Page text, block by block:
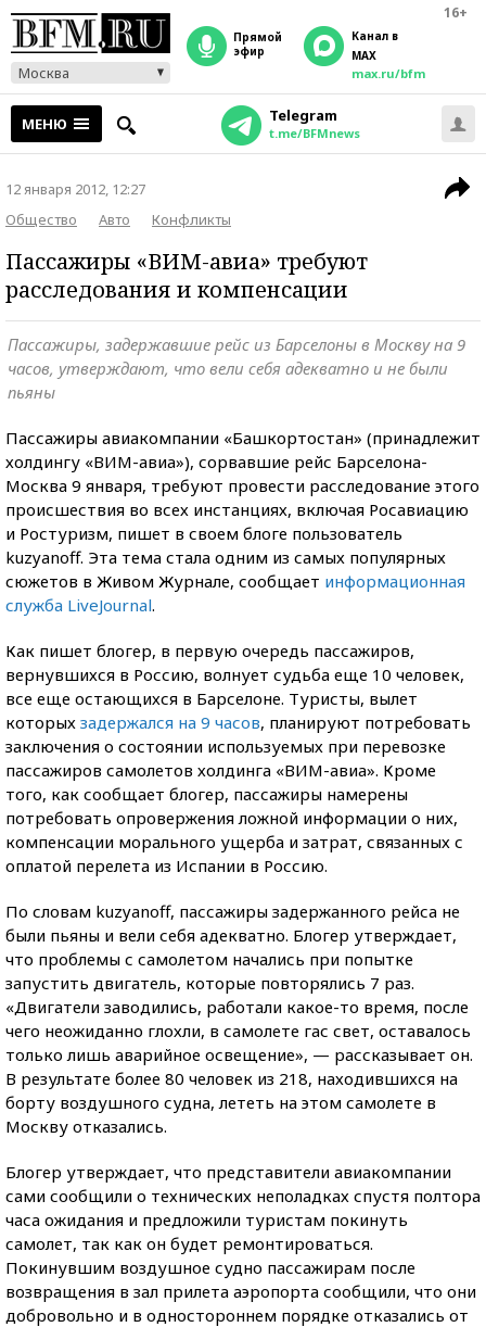
16+
Москва
прямой
эфир
Канал в
MAX
max.ru/bfm
МЕНЮ Telegram
t.me/BFMnews
12 января 2012, 12:27
Общество
Авто Конфликты
Пассажиры «ВИМ-авиа» требуют
расследования и компенсации
Пассажиры, задержавшие рейс из Барселоны в Москву на 9
часов, утверждают, что вели себя адекватно и не были
пьяны
Пассажиры авиакомпании «Башкортостан» (принадлежит
холдингу «ВИМ-авиа»), сорвавшие рейс Барселона-
Москва 9 января, требуют провести расследование этого
происшествия во всех инстанциях, включая Росавиацию
и Ростуризм, пишет в своем блоге пользователь
kuzyanoff. Эта тема стала одним из самых популярных
сюжетов в Живом Журнале, сообщает информационная
служба LiveJournal.
Как пишет блогер, в первую очередь пассажиров,
вернувшихся в Россию, волнует судьба еще 10 человек,
все еще остающихся в Барселоне. Туристы, вылет
которых задержался на 9 часов, планируют потребовать
заключения о состоянии используемых при перевозке
пассажиров самолетов холдинга «ВИМ-авиа». Кроме
того, как сообщает блогер, пассажиры намерены
потребовать опровержения ложной информации о них,
компенсации морального ущерба и затрат, связанных с
оплатой перелета из Испании в Россию.
По словам kuzyanoff, пассажиры задержанного рейса не
были пьяны и вели себя адекватно. Блогер утверждает,
что проблемы с самолетом начались при попытке
запустить двигатель, которые повторялись 7 раз.
«Двигатели заводились, работали какое-то время, после
чего неожиданно глохли, в самолете гас свет, оставалось
только лишь аварийное освещение», — рассказывает он.
В результате более 80 человек из 218, находившихся на
борту воздушного судна, лететь на этом самолете в
Москву отказались.
Блогер утверждает, что представители авиакомпании
сами сообщили о технических неполадках спустя полтора
часа ожидания и предложили туристам покинуть
самолет, так как он будет ремонтироваться.
Покинувшим воздушное судно пассажирам после
возвращения в зал прилета аэропорта сообщили, что они
добровольно и в одностороннем порядке отказались от